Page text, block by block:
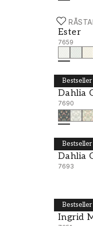
Ester
7659
Ester -
Bestseller
Dahlia
7690
Dahlia
Bestseller
Dahlia
7693
Dahlia
Bestseller
Ingrid
Ingrid